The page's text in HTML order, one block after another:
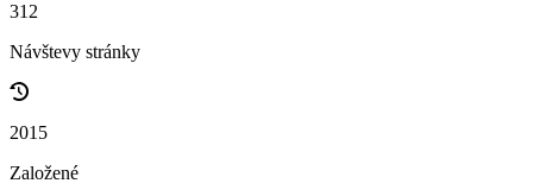
312
Návštevy stránky
2015
Založené